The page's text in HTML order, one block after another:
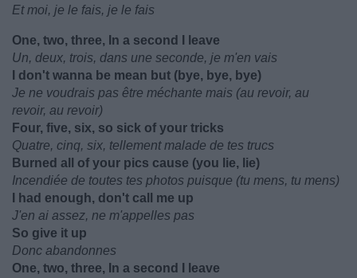
Et moi, je le fais, je le fais
One, two, three, In a second I leave
Un, deux, trois, dans une seconde, je m'en vais
I don't wanna be mean but (bye, bye, bye)
Je ne voudrais pas être méchante mais (au revoir, au
revoir, au revoir)
Four, five, six, so sick of your tricks
Quatre, cinq, six, tellement malade de tes trucs
Burned all of your pics cause (you lie, lie)
Incendiée de toutes tes photos puisque (tu mens, tu mens)
I had enough, don't call me up
J'en ai assez, ne m'appelles pas
So give it up
Donc abandonnes
One, two, three, In a second I leave